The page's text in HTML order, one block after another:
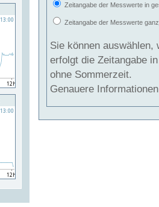
Zeitangabe der Messwerte in
Zeitangabe der Messwerte
Sie können auswählen,
erfolgt die Zeitangabe
ohne Sommerzeit.
Genauere